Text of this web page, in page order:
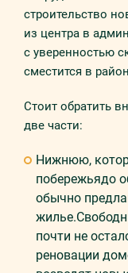
строительство
из центра в
с уверенностью
сместится в
Стоит обратить
две части:
Нижнюю,
побережьядо
обычно
почти не
реновации